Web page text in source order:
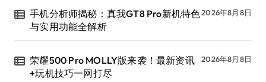
手机分析师揭秘：真我GT8 Pro新机特色
与实用功能全解析
2026年8月8日
荣耀500 Pro MOLLY版来袭！最新资讯
+玩机技巧一网打尽
2026年8月8日